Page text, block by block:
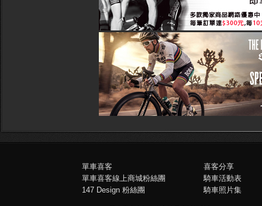
單車喜客
單車喜客線上商城粉絲團
147 Design 粉絲團
喜客分享
騎車活動表
騎車照片集